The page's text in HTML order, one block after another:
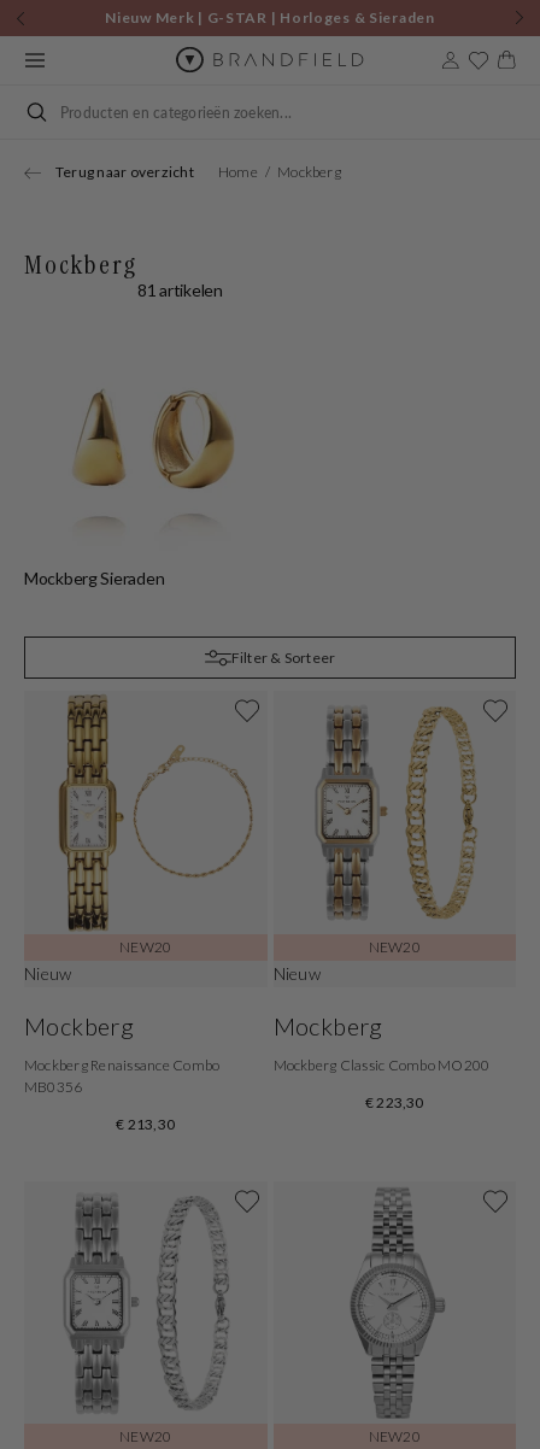
Skip to
content
Nieuw Merk | G-STAR | Horloges & Sieraden
Cart
Search
Terug naar overzicht Home Mockberg
Mockberg
81 artikelen
Mockberg Sieraden
Filter & Sorteer
NEW20
Nieuw
Mockberg
Mockberg Renaissance Combo
MB0356
€ 213,30
NEW20
Nieuw
Mockberg
Mockberg Classic Combo MO200
€ 223,30
NEW20 NEW20